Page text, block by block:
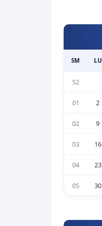
SM LU
52
01 2
02 9
03 16
04 23
05 30